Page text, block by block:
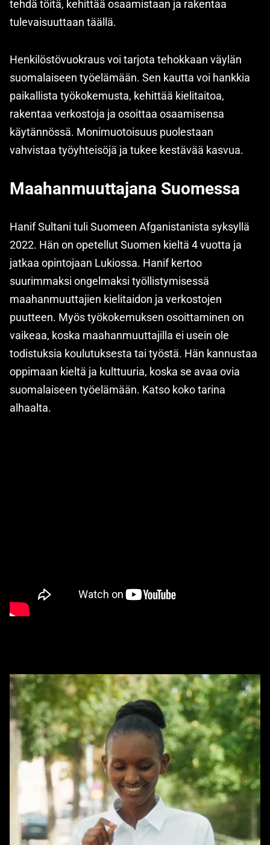
tehdä töitä, kehittää osaamistaan ja rakentaa
tulevaisuuttaan täällä.
Henkilöstövuokraus voi tarjota tehokkaan väylän
suomalaiseen työelämään. Sen kautta voi hankkia
paikallista työkokemusta, kehittää kielitaitoa,
rakentaa verkostoja ja osoittaa osaamisensa
käytännössä. Monimuotoisuus puolestaan
vahvistaa työyhteisöjä ja tukee kestävää kasvua.
Maahanmuuttajana Suomessa
Hanif Sultani tuli Suomeen Afganistanista syksyllä
2022. Hän on opetellut Suomen kieltä 4 vuotta ja
jatkaa opintojaan Lukiossa. Hanif kertoo
suurimmaksi ongelmaksi työllistymisessä
maahanmuuttajien kielitaidon ja verkostojen
puutteen. Myös työkokemuksen osoittaminen on
vaikeaa, koska maahanmuuttajilla ei usein ole
todistuksia koulutuksesta tai työstä. Hän kannustaa
oppimaan kieltä ja kulttuuria, koska se avaa ovia
suomalaiseen työelämään. Katso koko tarina
alhaalta.